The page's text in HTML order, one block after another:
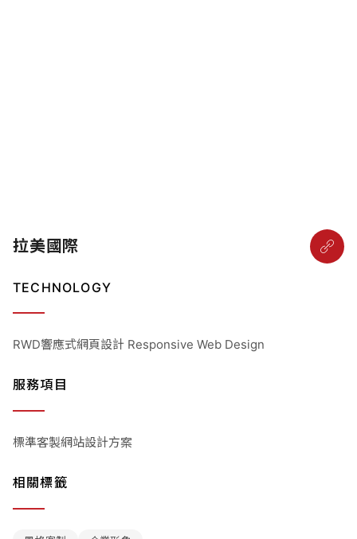
拉美國際
TECHNOLOGY
RWD響應式網頁設計 Responsive Web Design
服務項目
標準客製網站設計方案
相關標籤